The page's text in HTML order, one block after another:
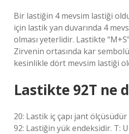
Bir lastiğin 4 mevsim lastiği
için lastik yan duvarında 4
olması yeterlidir. Lastikte “M+S”
Zirvenin ortasında kar
kesinlikle dört mevsim lastiği
Lastikte 92T ne
20: Lastik iç çapı jant
92: Lastiğin yük endeksidir. T: